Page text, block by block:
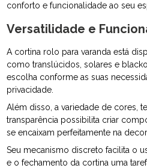
conforto e funcionalidade ao seu
Versatilidade e
A cortina rolo para varanda está
como translúcidos, solares e
escolha conforme as suas
privacidade.
Além disso, a variedade de cores,
transparência possibilita criar
se encaixam perfeitamente na
Seu mecanismo discreto facilita o
e o fechamento da cortina uma